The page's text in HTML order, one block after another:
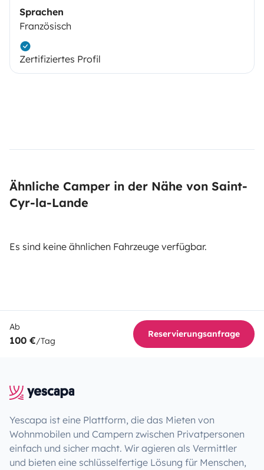
Sprachen
Französisch
Zertifiziertes Profil
Ähnliche Camper in der Nähe von Saint-
Cyr-la-Lande
Es sind keine ähnlichen Fahrzeuge verfügbar.
Ab
100 €/Tag
Reservierungsanfrage
Yescapa ist eine Plattform, die das Mieten von
Wohnmobilen und Campern zwischen Privatpersonen
einfach und sicher macht. Wir agieren als Vermittler
und bieten eine schlüsselfertige Lösung für Menschen,